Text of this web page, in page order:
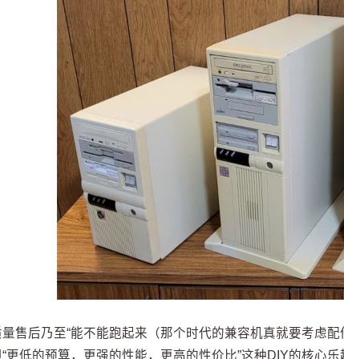
售后乃至“能不能跑起来（那个时代的兼容机真就要考虑
更低的预算，更强的性能，更高的性价比”这种DIY的核心